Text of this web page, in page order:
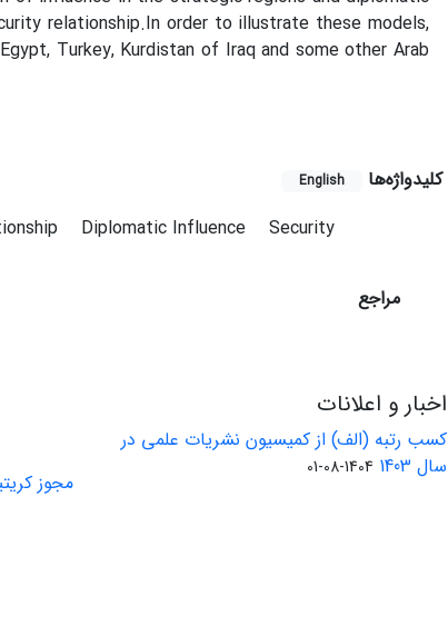
relationship.In order to illustrate these models,
Turkey, Kurdistan of Iraq and some other Arab
کلیدواژه‌ها English
Diplomatic Influence
Security
مراجع
اخبار و اعلانات
کسب رتبه (الف) از کمیسیون نشریات علمی در
سال 1403
1404-08-01
مجوز کریتیو